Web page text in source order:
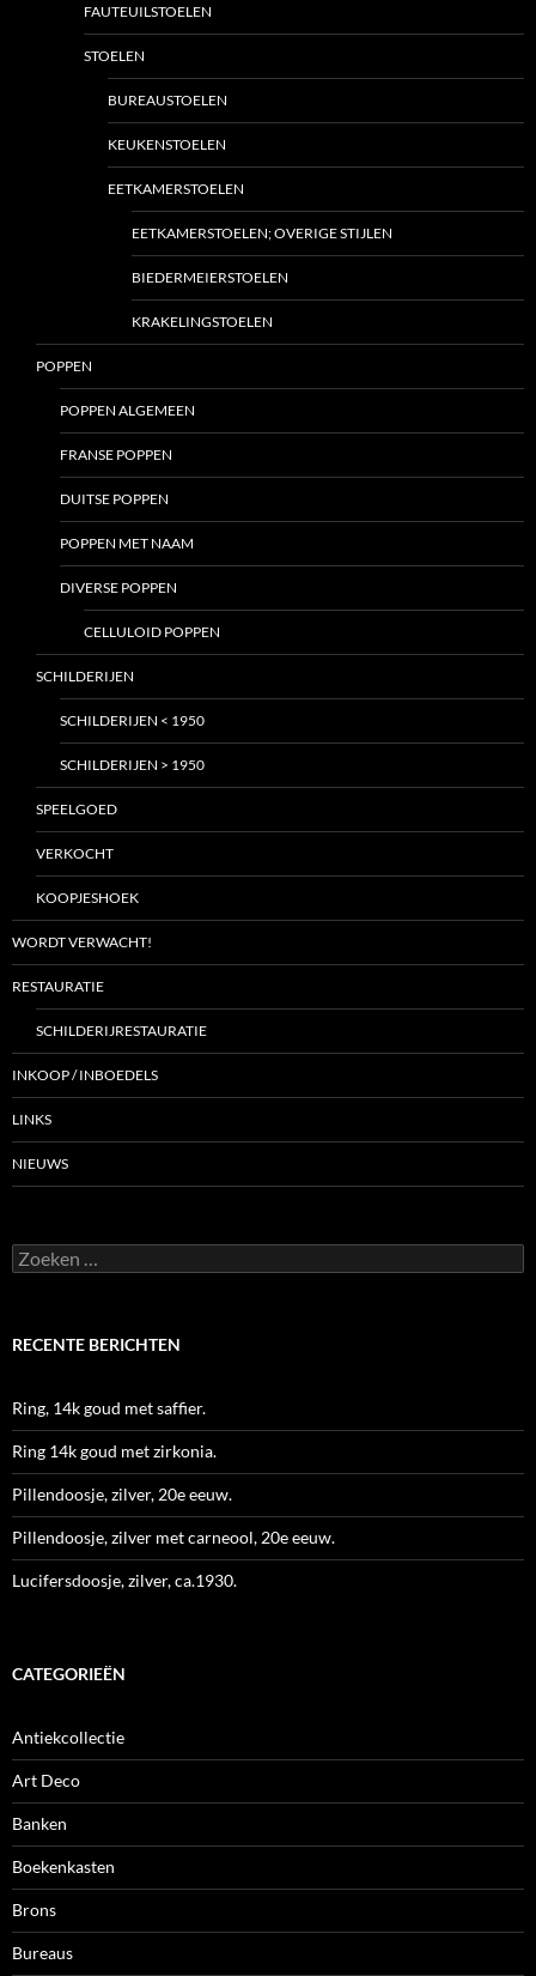
FAUTEUILSTOELEN
STOELEN
BUREAUSTOELEN
KEUKENSTOELEN
EETKAMERSTOELEN
EETKAMERSTOELEN; OVERIGE STIJLEN
BIEDERMEIERSTOELEN
KRAKELINGSTOELEN
POPPEN
POPPEN ALGEMEEN
FRANSE POPPEN
DUITSE POPPEN
POPPEN MET NAAM
DIVERSE POPPEN
CELLULOID POPPEN
SCHILDERIJEN
SCHILDERIJEN < 1950
SCHILDERIJEN > 1950
SPEELGOED
VERKOCHT
KOOPJESHOEK
WORDT VERWACHT!
RESTAURATIE
SCHILDERIJRESTAURATIE
INKOOP / INBOEDELS
LINKS
NIEUWS
Zoeken
naar:
RECENTE BERICHTEN
Ring, 14k goud met saffier.
Ring 14k goud met zirkonia.
Pillendoosje, zilver, 20e eeuw.
Pillendoosje, zilver met carneool, 20e eeuw.
Lucifersdoosje, zilver, ca.1930.
CATEGORIEËN
Antiekcollectie
Art Deco
Banken
Boekenkasten
Brons
Bureaus